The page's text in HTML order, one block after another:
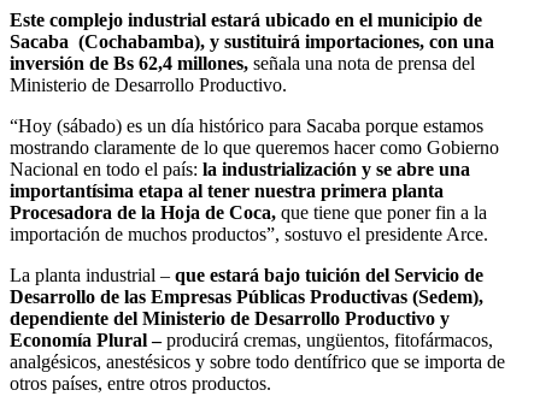
Este complejo industrial estará ubicado en el municipio de
Sacaba (Cochabamba), y sustituirá importaciones, con una
inversión de Bs 62,4 millones, señala una nota de prensa del
Ministerio de Desarrollo Productivo.
“Hoy (sábado) es un día histórico para Sacaba porque estamos
mostrando claramente de lo que queremos hacer como Gobierno
Nacional en todo el país: la industrialización y se abre una
importantísima etapa al tener nuestra primera planta
Procesadora de la Hoja de Coca, que tiene que poner fin a la
importación de muchos productos”, sostuvo el presidente Arce.
La planta industrial – que estará bajo tuición del Servicio de
Desarrollo de las Empresas Públicas Productivas (Sedem),
dependiente del Ministerio de Desarrollo Productivo y
Economía Plural –producirá cremas, ungüentos, fitofármacos,
analgésicos, anestésicos y sobre todo dentífrico que se importa de
otros países, entre otros productos.